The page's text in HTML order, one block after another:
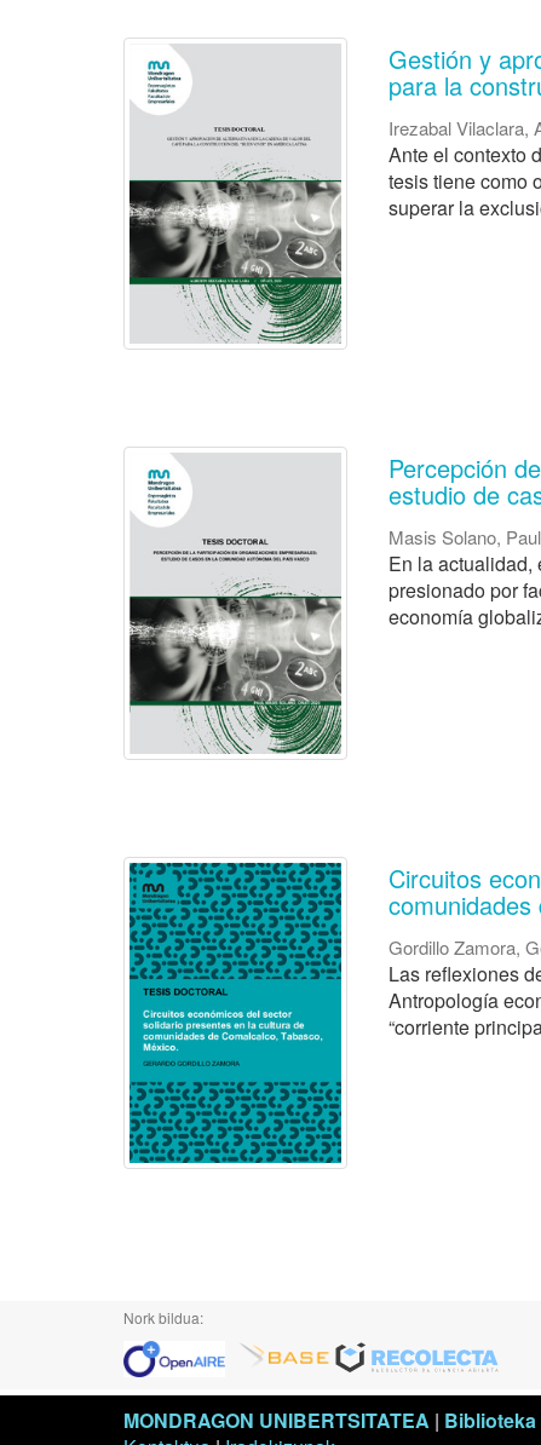
Gestión y
para la
Irezabal Vilaclara,
Ante el contexto
tesis tiene como
superar la
Percepción
estudio de
Masis Solano, Paul
En la actualidad,
presionado por
economía
Circuitos
Gordillo Zamora,
Las reflexiones
Antropología
“corriente
Nork bildua:
MONDRAGON UNIBERTSITATEA | Biblioteka